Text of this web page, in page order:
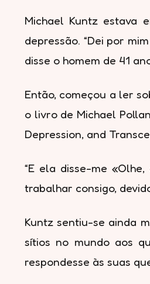
Michael Kuntz estava
depressão. “Dei por
disse o homem de 41
Então, começou a ler
o livro de Michael
Depression, and
“E ela disse-me
trabalhar consigo,
Kuntz sentiu-se ainda
sítios no mundo aos
respondesse às suas